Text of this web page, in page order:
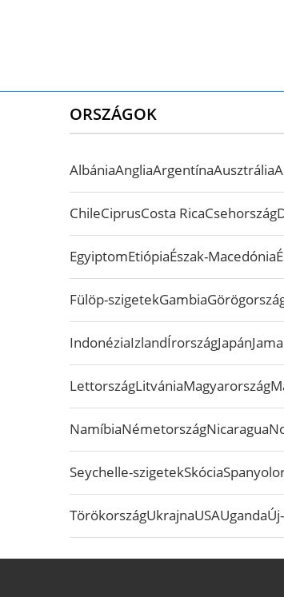
ORSZÁGOK
AlbániaAngliaArgentínaAusztrália
ChileCiprusCosta RicaCsehország
EgyiptomEtiópiaÉszak-Macedónia
Fülöp-szigetekGambia
IndonéziaIzlandÍrországJapán
LettországLitvániaMagyarország
NamíbiaNémetországNicaragua
Seychelle-szigetekSkócia
TörökországUkrajnaUSAUganda